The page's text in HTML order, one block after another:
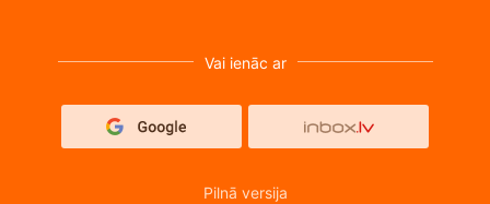
Vai ienāc ar
Pilnā versija